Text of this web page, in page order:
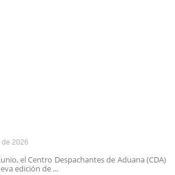
2026
el Centro Despachantes de Aduana (CDA)
edición de ...